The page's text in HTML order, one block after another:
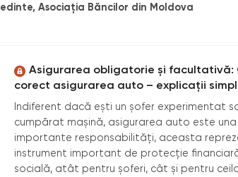
Asociația Băncilor din Moldova
Asigurarea obligatorie și facultativă:
corect asigurarea auto – explicații
Indiferent dacă ești un șofer experimentat
cumpărat mașină, asigurarea auto este
importante responsabilități, aceasta
instrument important de protecție
socială, atât pentru șoferi, cât și pentru